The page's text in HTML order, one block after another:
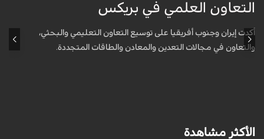
التعاون العلمي في بريكس
أكدت إيران وجنوب أفريقيا على توسيع التعاون التعليمي والبحثي،
والتعاون في مجالات التعدين والمعادن والطاقات المتجددة.
الأكثر مشاهدة